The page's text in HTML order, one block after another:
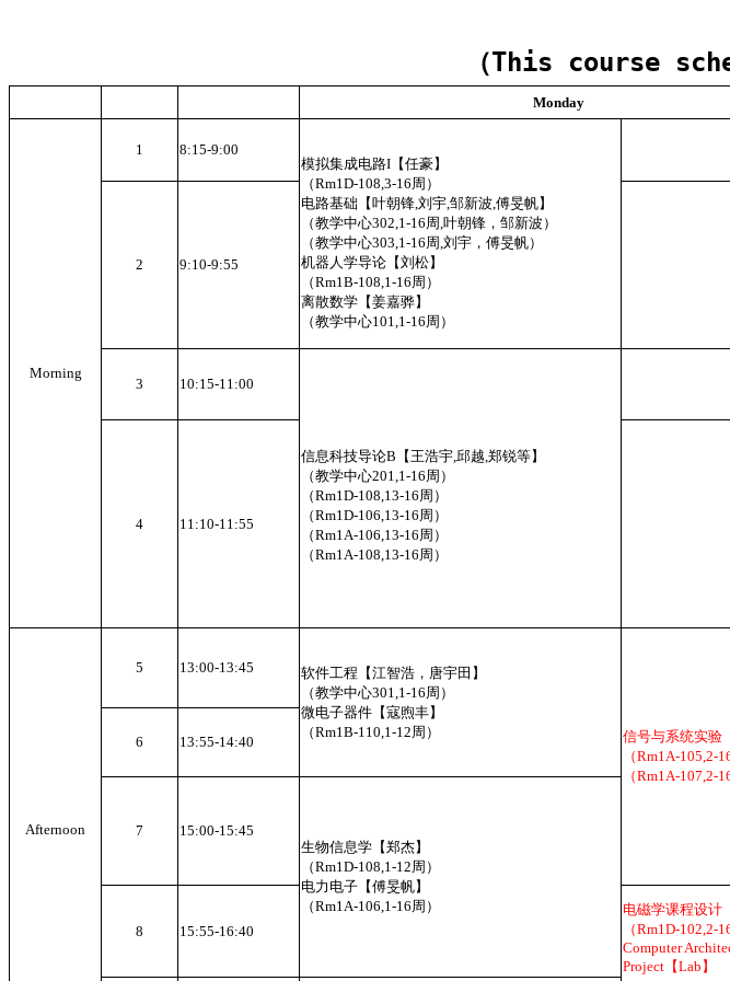
（This course
Monday
Morning
1
8:15-9:00
模拟集成电路I【任豪】
（Rm1D-108,3-16周）
电路基础【叶朝锋,刘宇,邹新波,傅旻帆】
（教学中心302,1-16周,叶朝锋，邹新波）
（教学中心303,1-16周,刘宇，傅旻帆）
机器人学导论【刘松】
（Rm1B-108,1-16周）
离散数学【姜嘉骅】
（教学中心101,1-16周）
2 9:10-9:55
3 10:15-11:00
信息科技导论B【王浩宇,邱越,郑锐等】
（教学中心201,1-16周）
（Rm1D-108,13-16周）
（Rm1D-106,13-16周）
（Rm1A-106,13-16周）
（Rm1A-108,13-16周）
4 11:10-11:55
Afternoon
5 13:00-13:45
软件工程【江智浩，唐宇田】
（教学中心301,1-16周）
微电子器件【寇煦丰】
（Rm1B-110,1-12周）
信号与系统实验
（Rm1A-105,2-
（Rm1A-107,2-
6 13:55-14:40
7
15:00-15:45
生物信息学【郑杰】
（Rm1D-108,1-12周）
电力电子【傅旻帆】
（Rm1A-106,1-16周）
8
15:55-16:40
电磁学课程设计
（Rm1D-102,2-
Computer
Project【Lab】